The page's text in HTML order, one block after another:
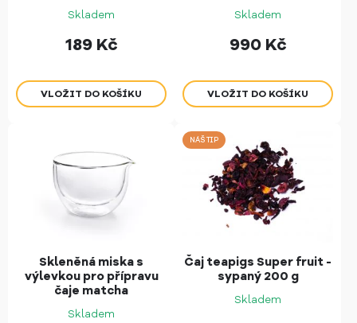
Skladem
189 Kč
Skladem
990 Kč
Skleněná miska s
výlevkou pro přípravu
čaje matcha
Skladem
NÁŠ TIP
Čaj teapigs Super fruit -
sypaný 200 g
Skladem